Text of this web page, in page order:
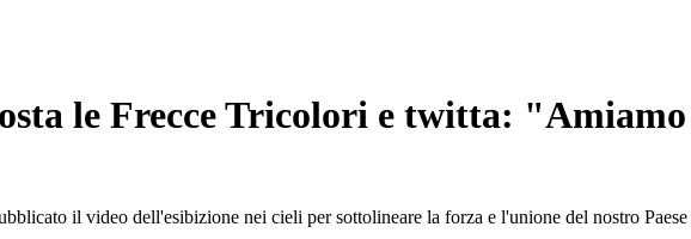
le Frecce Tricolori e twitta:
il video dell'esibizione nei cieli per sottolineare la forza e l'unione del nostro